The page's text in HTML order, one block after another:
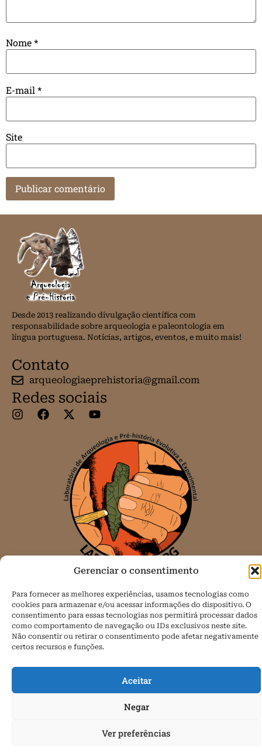
Gerenciar o consentimento
Para fornecer as melhores experiências, usamos tecnologias como
cookies para armazenar e/ou acessar informações do dispositivo. O
consentimento para essas tecnologias nos permitirá processar dados
como comportamento de navegação ou IDs exclusivos neste site.
Não consentir ou retirar o consentimento pode afetar negativamente
certos recursos e funções.
Aceitar
Negar
Ver preferências
Nome*
E-mail *
Site
Desde 2013 realizando divulgação científica com
responsabilidade sobre arqueologia e paleontologia em
língua portuguesa. Notícias, artigos, eventos, e muito mais!
Contato
arqueologiaeprehistoria@gmail.com
Redes sociais
Todos os direitos reservados.
Política de Cookies (BR)